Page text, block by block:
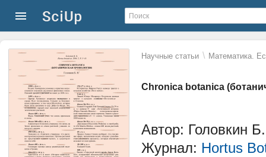
Научные статьи \ Математика.
Chronica botanica
Автор: Головкин
Журнал: Hortus